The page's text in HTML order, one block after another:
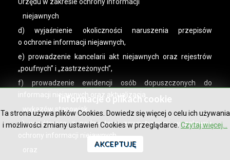
Urzędu w zakresie ochrony informacji
niejawnych
d) wyjaśnienie okoliczności naruszenia przepisów
o ochronie informacji niejawnych,
e) prowadzenie kancelarii akt niejawnych oraz rejestrów
„poufnych” i „zastrzeżonych”,
f) prowadzenie ewidencji osób dopuszczonych do
informacji niejawnych oraz aktualizacja
wykazów stanowisk,
g) współpraca z podmiotami zewnętrznymi w zakresie
ochrony informacji niejawnych,
oraz
Informacje o plikach cookie
Ta strona używa plików Cookies. Dowiedz się więcej o celu ich używania
i możliwości zmiany ustawień Cookies w przeglądarce.Czytaj więcej...
AKCEPTUJĘ